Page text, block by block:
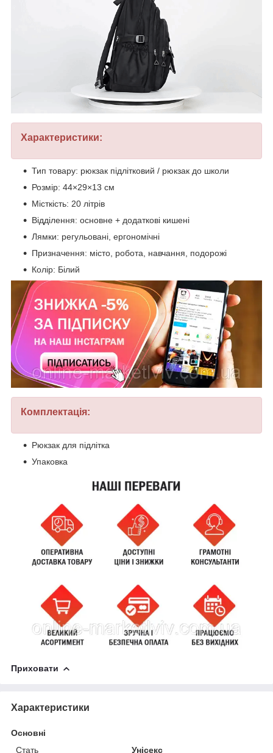
Характеристики:
Тип товару: рюкзак підлітковий / рюкзак до школи
Розмір: 44×29×13 см
Місткість: 20 літрів
Відділення: основне + додаткові кишені
Лямки: регульовані, ергономічні
Призначення: місто, робота, навчання, подорожі
Колір: Білий
Комплектація:
Рюкзак для підлітка
Упаковка
Приховати
Характеристики
Основні
Стать
Унісекс